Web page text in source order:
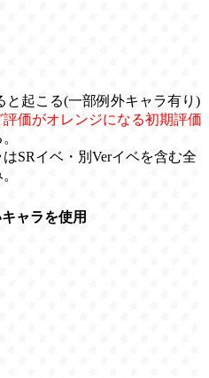
と起こる(一部例外キャラ有り)
価がオレンジになる初期評価
SRイベ・別Verイベを含む全
ャラを使用